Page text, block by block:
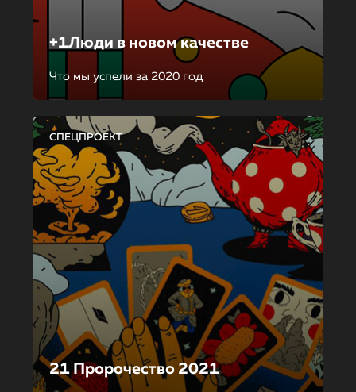
+1Люди в новом качестве
Что мы успели за 2020 год
СПЕЦПРОЕКТ
21 Пророчество 2021